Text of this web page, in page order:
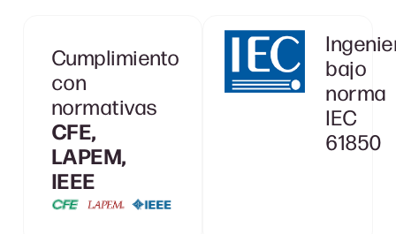
Cumplimiento
con
normativas
CFE,
LAPEM,
IEEE
bajo
norma
IEC
61850